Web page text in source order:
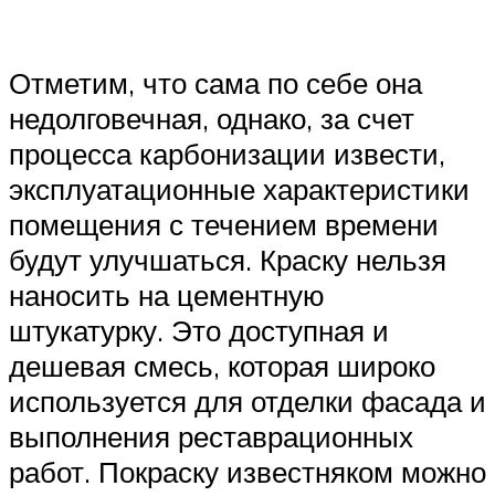
Отметим, что сама по себе она
недолговечная, однако, за счет
процесса карбонизации извести,
эксплуатационные характеристики
помещения с течением времени
будут улучшаться. Краску нельзя
наносить на цементную
штукатурку. Это доступная и
дешевая смесь, которая широко
используется для отделки фасада и
выполнения реставрационных
работ. Покраску известняком можно